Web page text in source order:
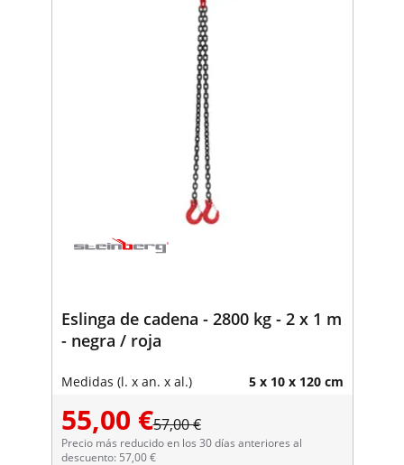
Eslinga de cadena - 2800 kg - 2 x 1 m
- negra / roja
Medidas (l. x an. x al.) 5 x 10 x 120 cm
55,00 €57,00 €
Precio más reducido en los 30 días anteriores al
descuento: 57,00 €